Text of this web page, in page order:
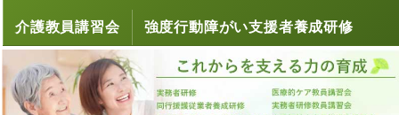
介護教員講習会 強度行動障がい支援者養成研修